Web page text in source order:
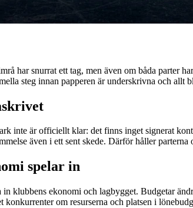
har snurrat ett tag, men även om båda parter
steg innan papperen är underskrivna och allt
inte är officiellt klar: det finns inget signerat
även i ett sent skede. Därför håller
spelar in
in klubbens ekonomi och lagbygget. Budgetar
om resurserna och platsen i